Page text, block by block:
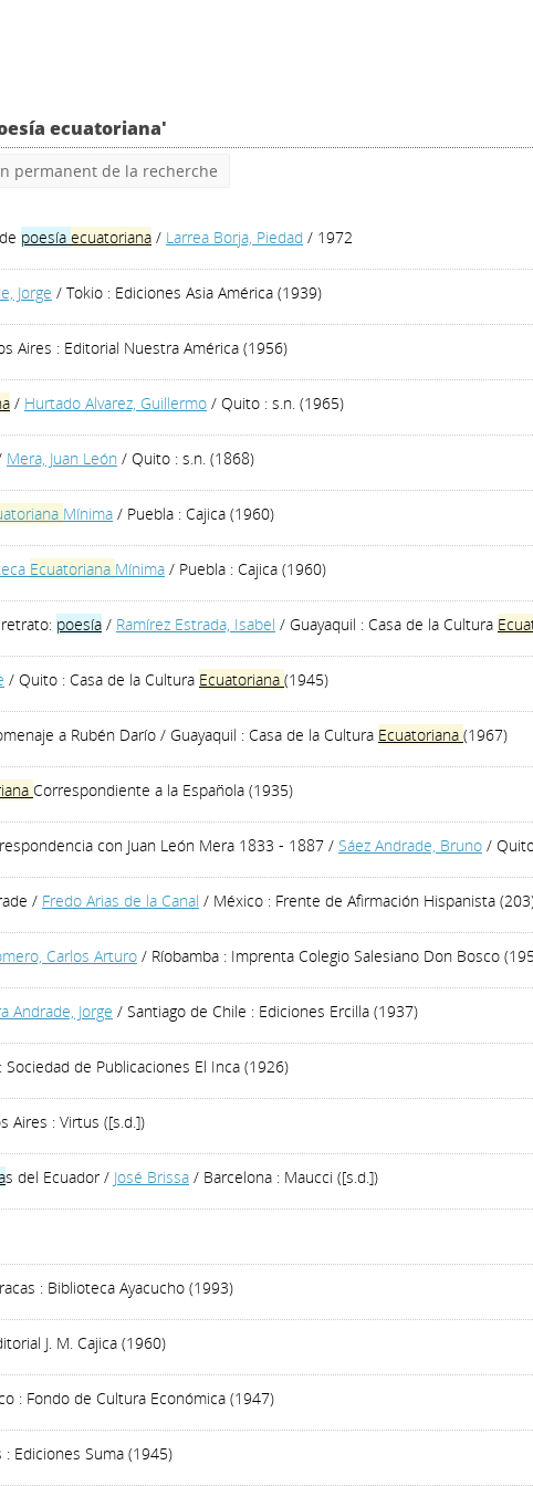
ecuatoriana'
permanent de la recherche
poesía ecuatoriana / Larrea Borja, Piedad / 1972
Jorge / Tokio : Ediciones Asia América (1939)
Aires : Editorial Nuestra América (1956)
/ Hurtado Alvarez, Guillermo / Quito : s.n. (1965)
Mera, Juan León / Quito : s.n. (1868)
Mínima / Puebla : Cajica (1960)
Ecuatoriana Mínima / Puebla : Cajica (1960)
poesía / Ramírez Estrada, Isabel / Guayaquil : Casa de la Cultura
/ Quito : Casa de la Cultura Ecuatoriana (1945)
a Rubén Darío / Guayaquil : Casa de la Cultura Ecuatoriana (1967)
Correspondiente a la Española (1935)
con Juan León Mera 1833 - 1887 / Sáez Andrade, Bruno /
/ Fredo Arias de la Canal / México : Frente de Afirmación Hispanista
Carlos Arturo / Ríobamba : Imprenta Colegio Salesiano Don Bosco
Andrade, Jorge / Santiago de Chile : Ediciones Ercilla (1937)
de Publicaciones El Inca (1926)
Aires : Virtus ([s.d.])
s del Ecuador/ José Brissa / Barcelona : Maucci ([s.d.])
: Biblioteca Ayacucho (1993)
J. M. Cajica (1960)
: Fondo de Cultura Económica (1947)
: Ediciones Suma (1945)